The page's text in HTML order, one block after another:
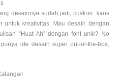
desainnya sudah jadi, custom kaos
untuk kreativitas. Mau desain dengan
“Huat Ah” dengan font unik? No
ide desain super out-of-the-box,